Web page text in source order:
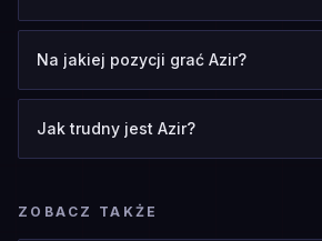
Na jakiej pozycji grać Azir?
Jak trudny jest Azir?
ZOBACZ TAKŻE